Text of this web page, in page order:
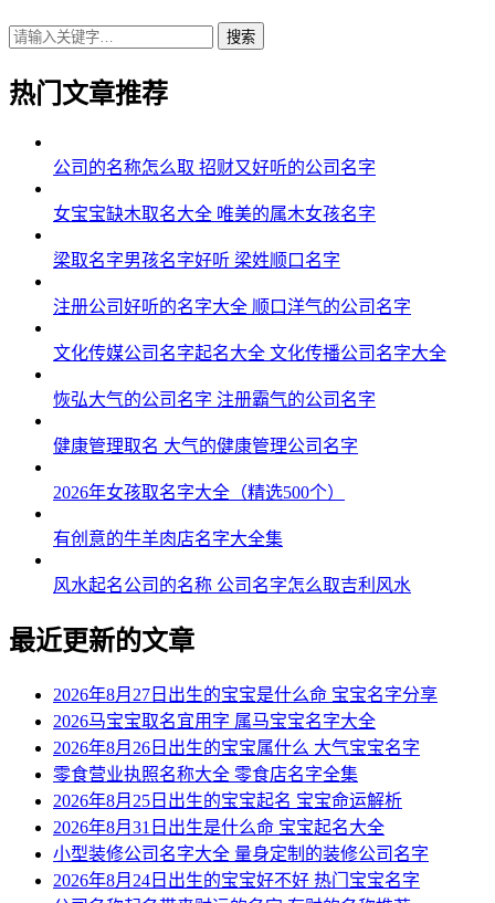
47、泽濮、澜慧、霖霁、唱歆、永轩
48、纬峰、元唯、灵乐、琒斯、兴莱
49、武仁、沈联、德亮、盛航、杉唯
50、予雪、慕苏、轮锋、成玄、菲和
51、璟岑、杉炜、启圣、辛乾、遥拓
52、元邦、格善、红觅、万京、富郴
53、易劭、洋迪、穆千、宣天、泰琪
54、奇炎、德立、涤众、巴华、勰焱
55、卫嘉、润泉、铿钟、祥为、琒武
56、陈霖、志新、安森、德启、慕珹
57、兆劲、霏卓、传柳、恒宽、琤纪
58、瑎橙、濮晓、奥挺、帅建、宗才
59、思锋、元裕、琒腾、鼎双、聚强
61、晟航、翼俊、仕杰、京依、巴莱
62、奥祥、唱拓、腾瑞、昌泉、翔唐
63、丞彤、柏弢、迪铖、明捷、宰沃
64、瑜杉、豫纪、海滕、珺铭、晟君
65、格冰、予圣、灿英、乾汉、竣天
搜索
热门文章推荐
公司的名称怎么取 招财又好听的公司名字
女宝宝缺木取名大全 唯美的属木女孩名字
梁取名字男孩名字好听 梁姓顺口名字
注册公司好听的名字大全 顺口洋气的公司名字
文化传媒公司名字起名大全 文化传播公司名字大全
恢弘大气的公司名字 注册霸气的公司名字
健康管理取名 大气的健康管理公司名字
2026年女孩取名字大全（精选500个）
有创意的牛羊肉店名字大全集
风水起名公司的名称 公司名字怎么取吉利风水
最近更新的文章
2026年8月27日出生的宝宝是什么命 宝宝名字分享
2026马宝宝取名宜用字 属马宝宝名字大全
2026年8月26日出生的宝宝属什么 大气宝宝名字
零食营业执照名称大全 零食店名字全集
2026年8月25日出生的宝宝起名 宝宝命运解析
2026年8月31日出生是什么命 宝宝起名大全
小型装修公司名字大全 量身定制的装修公司名字
2026年8月24日出生的宝宝好不好 热门宝宝名字